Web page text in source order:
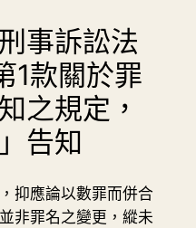
事訴訟法
1款關於罪
之規定，
告知
抑應論以數罪而併合
非罪名之變更，縱未